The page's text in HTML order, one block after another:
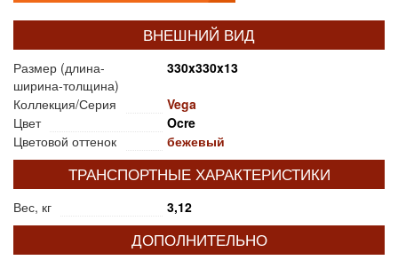
ВНЕШНИЙ ВИД
Размер (длина-
ширина-толщина)
330x330x13
Коллекция/Серия
Vega
Цвет
Ocre
Цветовой оттенок
бежевый
ТРАНСПОРТНЫЕ ХАРАКТЕРИСТИКИ
Вес, кг 3,12
ДОПОЛНИТЕЛЬНО